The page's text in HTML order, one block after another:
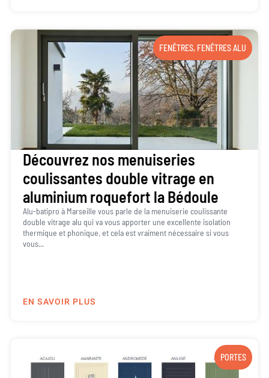
FENÊTRES, FENÊTRES ALU
Découvrez nos menuiseries
coulissantes double vitrage en
aluminium roquefort la Bédoule
Alu-batipro à Marseille vous parle de la menuiserie coulissante
double vitrage alu qui va vous apporter une excellente isolation
thermique et phonique, et cela est vraiment nécessaire si vous
vous...
EN SAVOIR PLUS
PORTES